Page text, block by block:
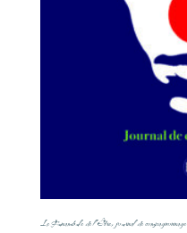
Le Funambule de l’Être, journal de compagnonnage